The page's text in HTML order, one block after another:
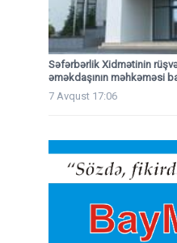
Səfərbərlik Xidmətinin
əməkdaşının məhkəməsi
7 Avqust 17:06